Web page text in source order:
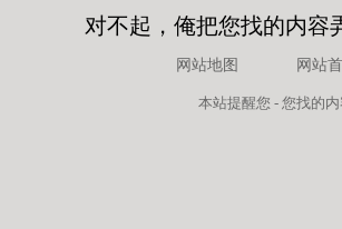
对不起，俺把您找的内容
网站地图 网站
本站提醒您 - 您找的